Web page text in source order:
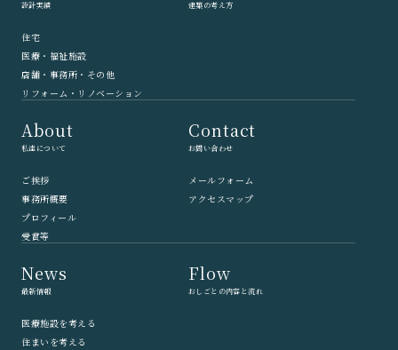
設計実績
住宅
医療・福祉施設
店舗・事務所・その他
リフォーム・リノベーション
建築の考え方
About
私達について
ご挨拶
事務所概要
プロフィール
受賞等
Contact
お問い合わせ
メールフォーム
アクセスマップ
News
最新情報
医療施設を考える
住まいを考える
Flow
おしごとの内容と流れ